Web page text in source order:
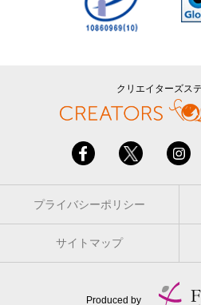
クリエイターズス
プライバシーポリシー
サイトマップ
Produced by